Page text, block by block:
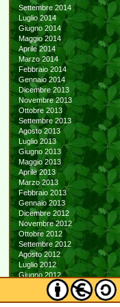
Settembre 2014
Luglio 2014
Giugno 2014
Maggio 2014
Aprile 2014
Marzo 2014
Febbraio 2014
Gennaio 2014
Dicembre 2013
Novembre 2013
Ottobre 2013
Settembre 2013
Agosto 2013
Luglio 2013
Giugno 2013
Maggio 2013
Aprile 2013
Marzo 2013
Febbraio 2013
Gennaio 2013
Dicembre 2012
Novembre 2012
Ottobre 2012
Settembre 2012
Agosto 2012
Luglio 2012
Giugno 2012
Maggio 2012
Aprile 2012